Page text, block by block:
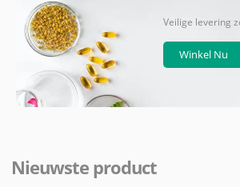
Veilige levering
Winkel Nu
Nieuwste product